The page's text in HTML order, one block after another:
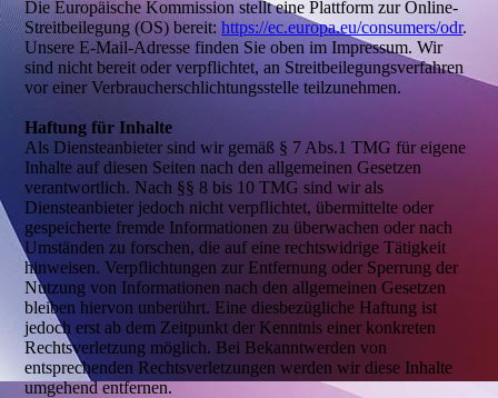
Die Europäische Kommission stellt eine Plattform zur Online-
Streitbeilegung (OS) bereit:https://ec.europa.eu/consumers/odr.
Unsere E-Mail-Adresse finden Sie oben im Impressum. Wir
sind nicht bereit oder verpflichtet, an Streitbeilegungsverfahren
vor einer Verbraucherschlichtungsstelle teilzunehmen.
Haftung für Inhalte
Als Diensteanbieter sind wir gemäß § 7 Abs.1 TMG für eigene
Inhalte auf diesen Seiten nach den allgemeinen Gesetzen
verantwortlich. Nach §§ 8 bis 10 TMG sind wir als
Diensteanbieter jedoch nicht verpflichtet, übermittelte oder
gespeicherte fremde Informationen zu überwachen oder nach
Umständen zu forschen, die auf eine rechtswidrige Tätigkeit
hinweisen. Verpflichtungen zur Entfernung oder Sperrung der
Nutzung von Informationen nach den allgemeinen Gesetzen
bleiben hiervon unberührt. Eine diesbezügliche Haftung ist
jedoch erst ab dem Zeitpunkt der Kenntnis einer konkreten
Rechtsverletzung möglich. Bei Bekanntwerden von
entsprechenden Rechtsverletzungen werden wir diese Inhalte
umgehend entfernen.